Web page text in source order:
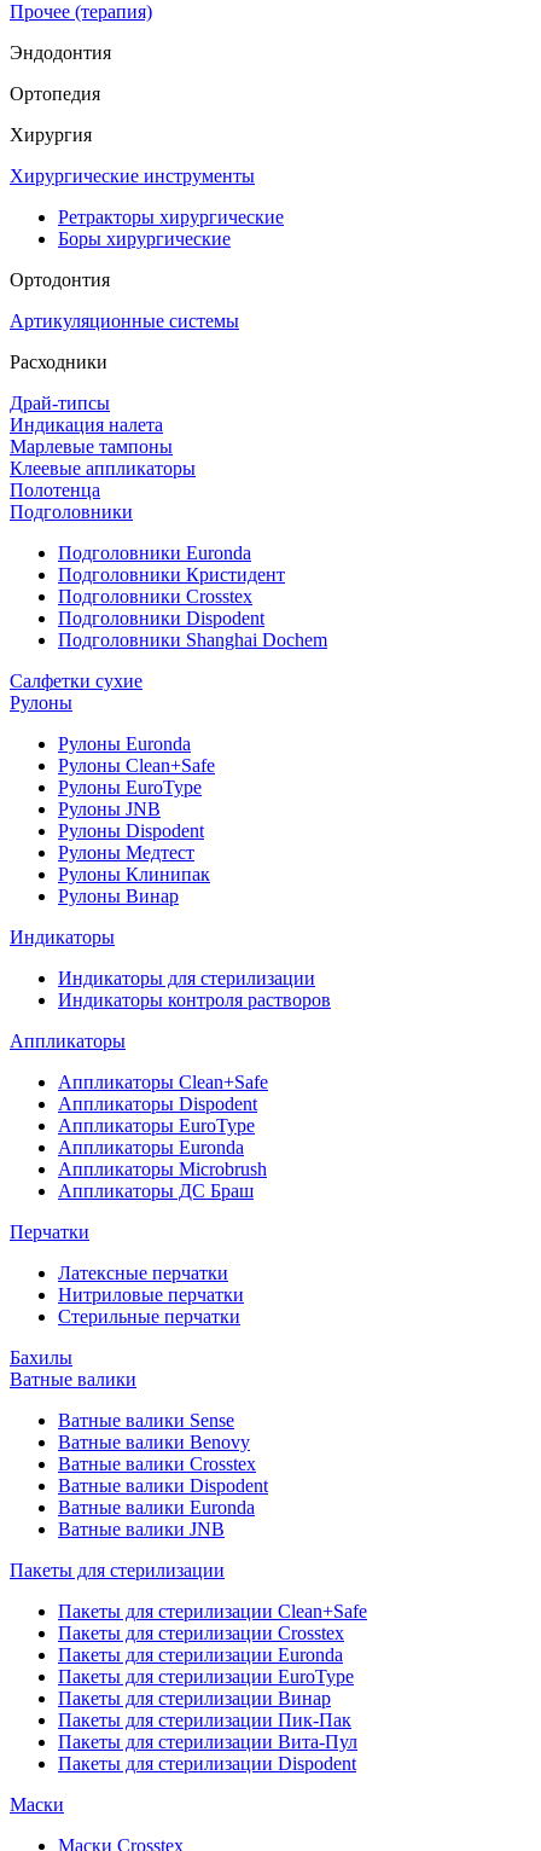
Прочее (терапия)
Эндодонтия
Ортопедия
Хирургия
Хирургические инструменты
Ретракторы хирургические
Боры хирургические
Ортодонтия
Артикуляционные системы
Расходники
Драй-типсы
Индикация налета
Марлевые тампоны
Клеевые аппликаторы
Полотенца
Подголовники
Подголовники Euronda
Подголовники Кристидент
Подголовники Crosstex
Подголовники Dispodent
Подголовники Shanghai Dochem
Салфетки сухие
Рулоны
Рулоны Euronda
Рулоны Clean+Safe
Рулоны EuroType
Рулоны JNB
Рулоны Dispodent
Рулоны Медтест
Рулоны Клинипак
Рулоны Винар
Индикаторы
Индикаторы для стерилизации
Индикаторы контроля растворов
Аппликаторы
Аппликаторы Clean+Safe
Аппликаторы Dispodent
Аппликаторы EuroType
Аппликаторы Euronda
Аппликаторы Microbrush
Аппликаторы ДС Браш
Перчатки
Латексные перчатки
Нитриловые перчатки
Стерильные перчатки
Бахилы
Ватные валики
Ватные валики Sense
Ватные валики Benovy
Ватные валики Crosstex
Ватные валики Dispodent
Ватные валики Euronda
Ватные валики JNB
Пакеты для стерилизации
Пакеты для стерилизации Clean+Safe
Пакеты для стерилизации Crosstex
Пакеты для стерилизации Euronda
Пакеты для стерилизации EuroType
Пакеты для стерилизации Винар
Пакеты для стерилизации Пик-Пак
Пакеты для стерилизации Вита-Пул
Пакеты для стерилизации Dispodent
Маски
Маски Crosstex